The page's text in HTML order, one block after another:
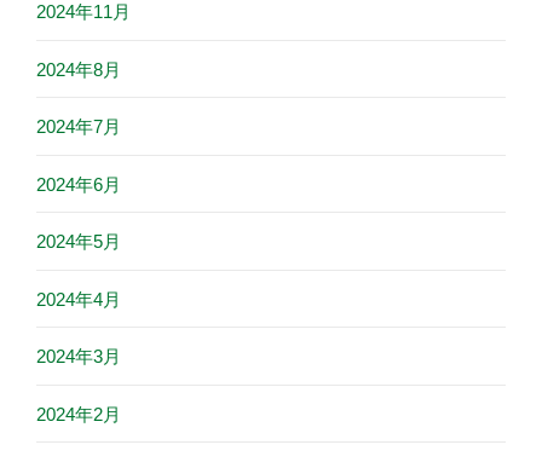
2024年11月
2024年8月
2024年7月
2024年6月
2024年5月
2024年4月
2024年3月
2024年2月